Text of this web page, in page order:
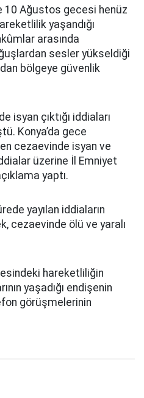
10 Ağustos gecesi henüz
yaşandığı
arasında
sesler yükseldiği
bölgeye güvenlik
isyan çıktığı iddiaları
Konya’da gece
cezaevinde isyan ve
üzerine İl Emniyet
yaptı.
yayılan iddiaların
cezaevinde ölü ve yaralı
hareketliliğin
yaşadığı endişenin
görüşmelerinin